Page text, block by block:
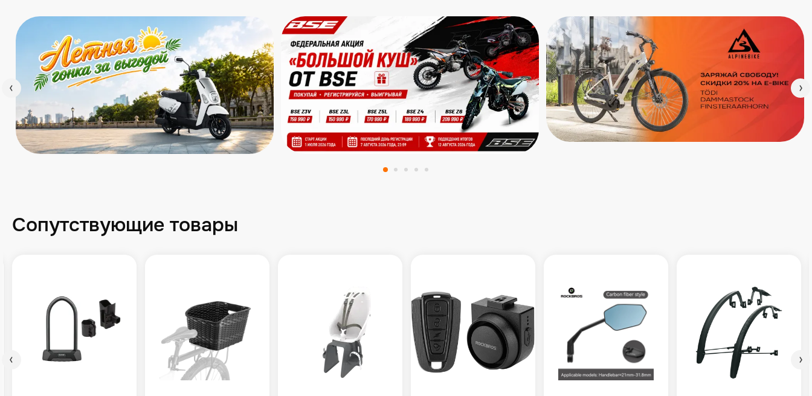
Сопутствующие товары